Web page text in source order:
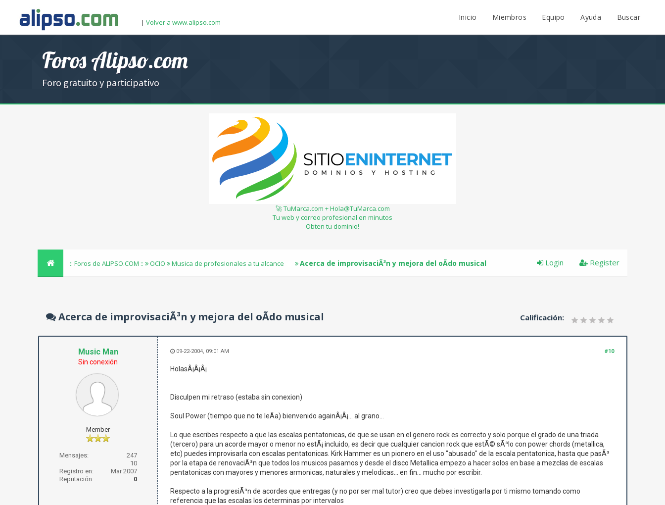
| Volver a www.alipso.com
Inicio Miembros Equipo Ayuda Buscar
Foros Alipso.com
Foro gratuito y participativo
🚀 TuMarca.com + Hola@TuMarca.com
Tu web y correo profesional en minutos
Obten tu dominio!
:: Foros de ALIPSO.COM :: OCIO Musica de profesionales a tu alcance Acerca de improvisaciÃ³n y mejora del oÃ­do musical Register
Login
Calificación:
Acerca de improvisaciÃ³n y mejora del oÃ­do musical
Music Man
Sin conexión
Member
Mensajes:
247
10
Registro en:
Mar 2007
Reputación:
0
#10
09-22-2004, 09:01 AM
HolasÂ¡Â¡Â¡
Disculpen mi retraso (estaba sin conexion)
Soul Power (tiempo que no te leÃ­a) bienvenido againÂ¡Â¡... al grano...
Lo que escribes respecto a que las escalas pentatonicas, de que se usan en el genero rock es correcto y solo porque el grado de una triada
(tercero) para un acorde mayor o menor no estÃ¡ incluido, es decir que cualquier cancion rock que estÃ© sÃ³lo con power chords (metallica,
etc) puedes improvisarla con escalas pentatonicas. Kirk Hammer es un pionero en el uso "abusado" de la escala pentatonica, hasta que pasÃ³
por la etapa de renovaciÃ³n que todos los musicos pasamos y desde el disco Metallica empezo a hacer solos en base a mezclas de escalas
pentatonicas con mayores y menores armonicas, naturales y melodicas... en fin... mucho por escribir.
Respecto a la progresiÃ³n de acordes que entregas (y no por ser mal tutor) creo que debes investigarla por ti mismo tomando como
referencia que las escalas los determinas por intervalos